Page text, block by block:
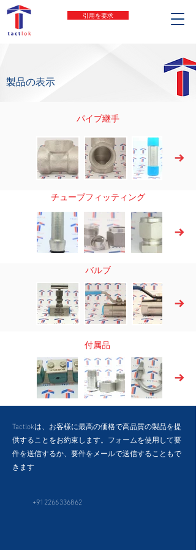
引用を要求
製品の表示
パイプ継手
チューブフィッティング
バルブ
付属品
Tactlokは、お客様に最高の価格で高品質の製品を提
供することをお約束します。フォームを使用して要
件を送信するか、要件をメールで送信することもで
きます
+912266336862